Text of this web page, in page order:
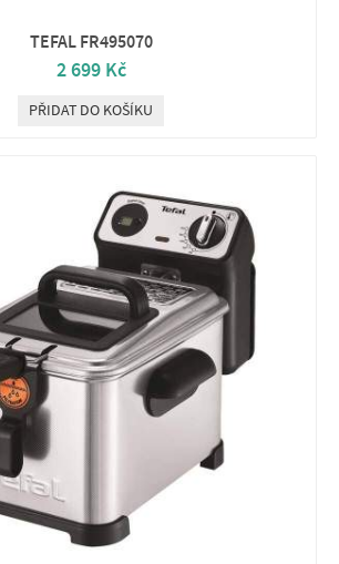
TEFAL FR495070
2 699 Kč
PŘIDAT DO KOŠÍKU